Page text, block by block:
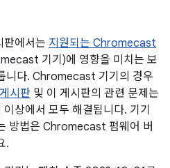
에서는 지원되는 Chromecast
기기)에 영향을 미치는 보
니다. Chromecast 기기의 경우
시판 및 이 게시판의 관련 문제는
상에서 모두 해결됩니다. 기기
방법은 Chromecast 펌웨어 버
.